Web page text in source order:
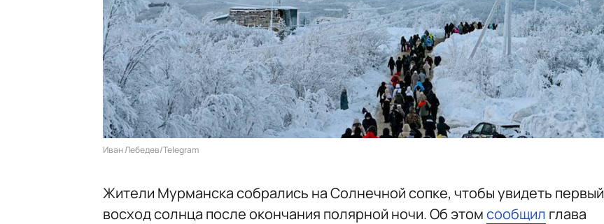
Иван Лебедев/Telegram
Жители Мурманска собрались на Солнечной сопке, чтобы увидеть первый
восход солнца после окончания полярной ночи. Об этомсообщил глава